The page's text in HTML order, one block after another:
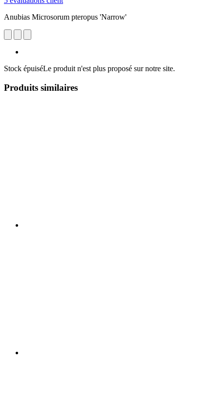
Anubias Microsorum pteropus 'Narrow'
Stock épuiséLe produit n'est plus proposé sur notre site.
Produits similaires